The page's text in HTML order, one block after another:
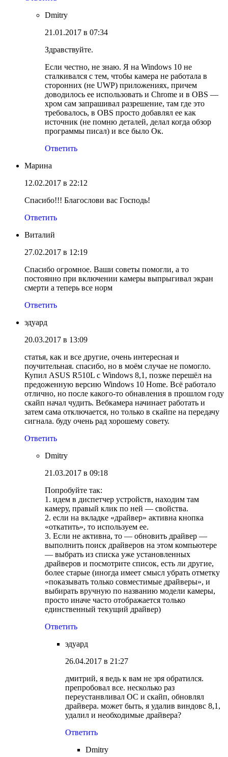
Dmitry
21.01.2017 в 07:34
Здравствуйте.
Если честно, не знаю. Я на Windows 10 не
сталкивался с тем, чтобы камера не работала в
сторонних (не UWP) приложениях, причем
доводилось ее использовать и Chrome и в OBS —
хром сам запрашивал разрешение, там где это
требовалось, в OBS просто добавлял ее как
источник (не помню деталей, делал когда обзор
программы писал) и все было Ок.
Ответить
Марина
12.02.2017 в 22:12
Спасибо!!! Благослови вас Господь!
Ответить
Виталий
27.02.2017 в 12:19
Спасибо огромное. Ваши советы помогли, а то
постоянно при включении камеры выпрыгивал экран
смерти а теперь все норм
Ответить
эдуард
20.03.2017 в 13:09
статья, как и все другие, очень интересная и
поучительная. спасибо, но в моём случае не помогло.
Купил ASUS R510L c Windows 8,1, позже перешёл на
предоженную версию Windows 10 Home. Всё работало
отлично, но после какого-то обнавления в прошлом году
скайп начал чудить. Вебкамера начинает работать и
затем сама отключается, но только в скайпе на передачу
сигнала. буду очень рад хорошему совету.
Ответить
Dmitry
21.03.2017 в 09:18
Попробуйте так:
1. идем в диспетчер устройств, находим там
камеру, правый клик по ней — свойства.
2. если на вкладке «драйвер» активна кнопка
«откатить», то используем ее.
3. Если не активна, то — обновить драйвер —
выполнить поиск драйверов на этом компьютере
— выбрать из списка уже установленных
драйверов и посмотрите список, есть ли другие,
более старые (иногда имеет смысл убрать отметку
«показывать только совместимые драйверы», и
выбирать вручную по названию модели камеры,
просто иначе часто отображается только
единственный текущий драйвер)
Ответить
эдуард
26.04.2017 в 21:27
дмитрий, я ведь к вам не зря обратился.
препробовал все. несколько раз
переустанвливал ОС и скайп, обновлял
драйвера. может быть, я удалив виндовс 8,1,
удалил и необходимые драйвера?
Ответить
Dmitry